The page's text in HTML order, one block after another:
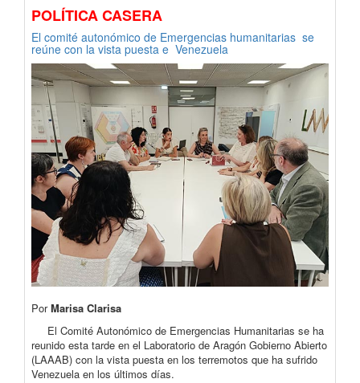
POLÍTICA CASERA
El comité autonómico de Emergencias humanitarias se
reúne con la vista puesta e Venezuela
PorMarisa Clarisa
El Comité Autonómico de Emergencias Humanitarias se ha
reunido esta tarde en el Laboratorio de Aragón Gobierno Abierto
(LAAAB) con la vista puesta en los terremotos que ha sufrido
Venezuela en los últimos días.